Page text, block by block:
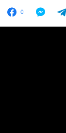
0